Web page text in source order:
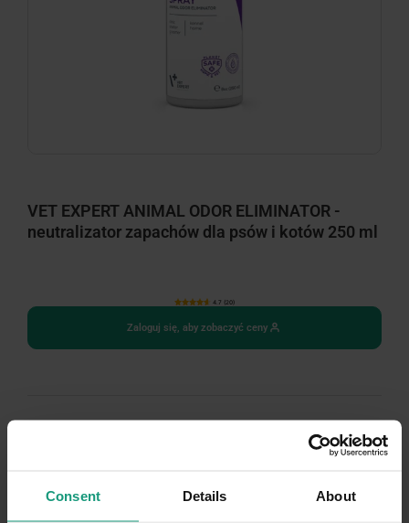
Consent Details About
VET EXPERT ANIMAL ODOR ELIMINATOR -
neutralizator zapachów dla psów i kotów 250 ml
4.7 (20)
Zaloguj się, aby zobaczyć ceny